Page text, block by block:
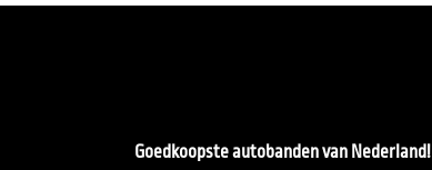
Goedkoopste autobanden van Nederland!